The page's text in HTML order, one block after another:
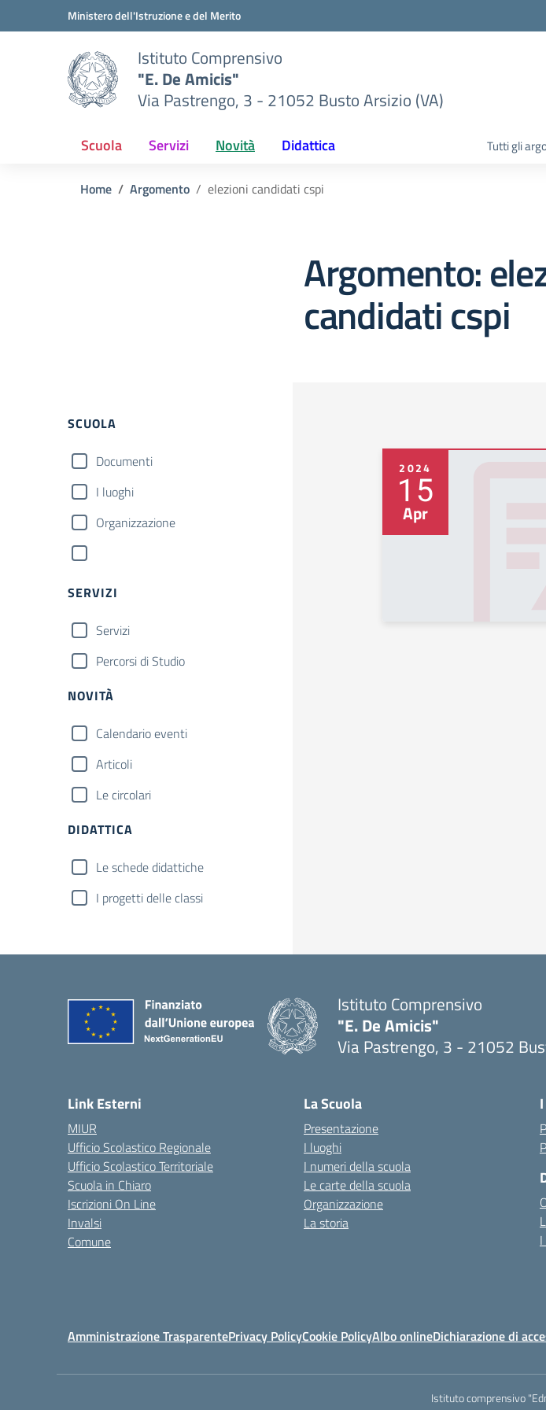
Vai ai contenuti
Vai al menu di navigazioneMinistero dell'Istruzione e del Merito
Istituto Comprensivo
"E. De Amicis"
Via Pastrengo, 3 - 21052 Busto Arsizio (VA)
Scuola Servizi Novità Didattica Tutti gli
Home Argomento elezioni candidati cspi
Argomento:
candidati cspi
SCUOLA
Documenti
I luoghi
Organizzazione
SERVIZI
Servizi
Percorsi di Studio
NOVITÀ
Calendario eventi
Articoli
Le circolari
DIDATTICA
Le schede didattiche
I progetti delle classi
2024
15
Apr
Istituto Comprensivo
"E. De Amicis"
Via Pastrengo, 3 - 21052
Link Esterni
MIUR
Ufficio Scolastico Regionale
Ufficio Scolastico Territoriale
Scuola in Chiaro
Iscrizioni On Line
Invalsi
Comune
La Scuola
Presentazione
I luoghi
I numeri della scuola
Le carte della scuola
Organizzazione
La storia
Amministrazione TrasparentePrivacy PolicyCookie PolicyAlbo onlineDichiarazione di
Istituto comprensivo